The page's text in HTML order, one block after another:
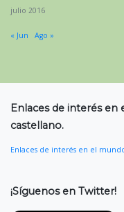
julio 2016
« Jun Ago »
Enlaces de interés
castellano.
Enlaces de interés en el
¡Síguenos en Twitter!